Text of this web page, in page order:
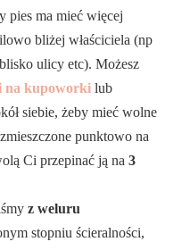
pies ma mieć więcej
bliżej właściciela (np
ulicy etc). Możesz
na kupoworki lub
siebie, żeby mieć wolne
punktowo na
Ci przepinać ją na3
z weluru
stopniu ścieralności,